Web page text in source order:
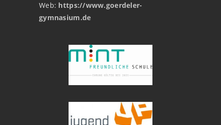
Web: https://www.goerdeler-
gymnasium.de